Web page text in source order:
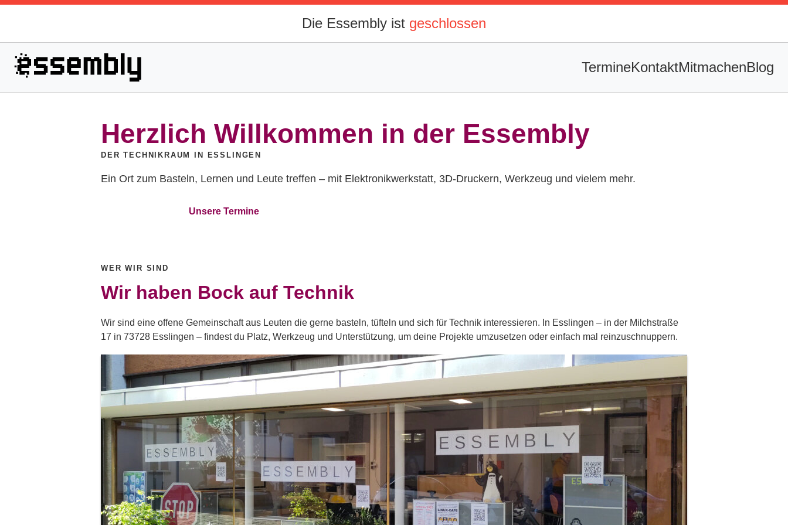
TermineKontaktMitmachenBlog
Herzlich Willkommen in der Essembly
DER TECHNIKRAUM IN ESSLINGEN
Ein Ort zum Basteln, Lernen und Leute treffen – mit Elektronikwerkstatt, 3D‑Druckern, Werkzeug und vielem mehr.
Unsere Termine
WER WIR SIND
Wir haben Bock auf Technik
Wir sind eine offene Gemeinschaft aus Leuten die gerne basteln, tüfteln und sich für Technik interessieren. In Esslingen – in der Milchstraße
17 in 73728 Esslingen – findest du Platz, Werkzeug und Unterstützung, um deine Projekte umzusetzen oder einfach mal reinzuschnuppern.